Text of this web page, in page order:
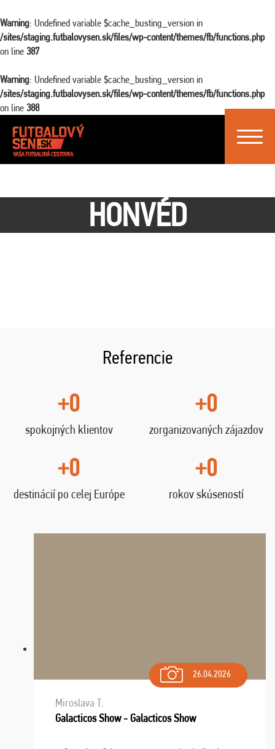
Warning: Undefined variable $cache_busting_version in
/sites/staging.futbalovysen.sk/files/wp-content/themes/fb/functions.php
on line 387
Warning: Undefined variable $cache_busting_version in
/sites/staging.futbalovysen.sk/files/wp-content/themes/fb/functions.php
on line 388
Toggle
HONVÉD
Referencie
+0
spokojných klientov
+0
zorganizovaných zájazdov
+0
destinácií po celej Európe
+0
rokov skúseností
26.04.2026
Miroslava T.
Galacticos Show - Galacticos Show